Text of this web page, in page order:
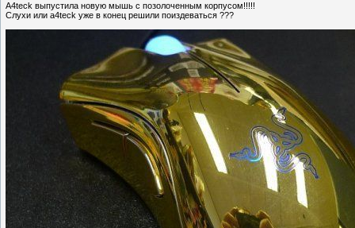
A4teck выпустила новую мышь с позолоченным корпусом!!!!!
Слухи или a4teck уже в конец решили поиздеваться ???